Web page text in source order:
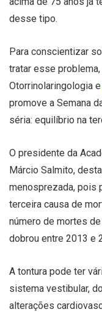
desse tipo.
Para conscientizar
tratar esse
Otorrinolaringologia e
promove a Semana
séria: equilíbrio na
O presidente da
Márcio Salmito,
menosprezada, pois
terceira causa de
número de mortes
dobrou entre 2013 e
A tontura pode ter
sistema vestibular,
alterações